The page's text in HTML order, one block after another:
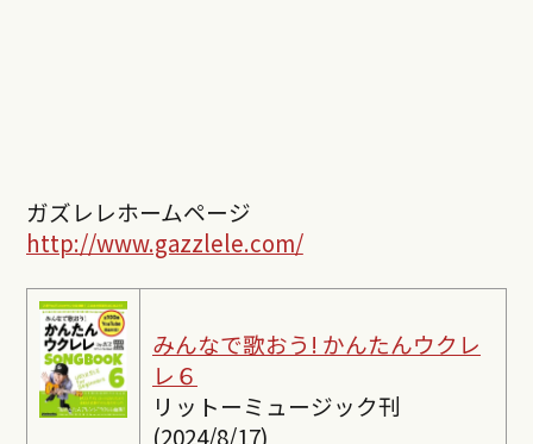
ガズレレホームページ
http://www.gazzlele.com/
みんなで歌おう! かんたんウクレ
レ６
リットーミュージック刊
(2024/8/17)